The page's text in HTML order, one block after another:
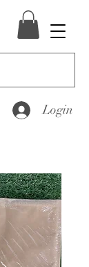
Login